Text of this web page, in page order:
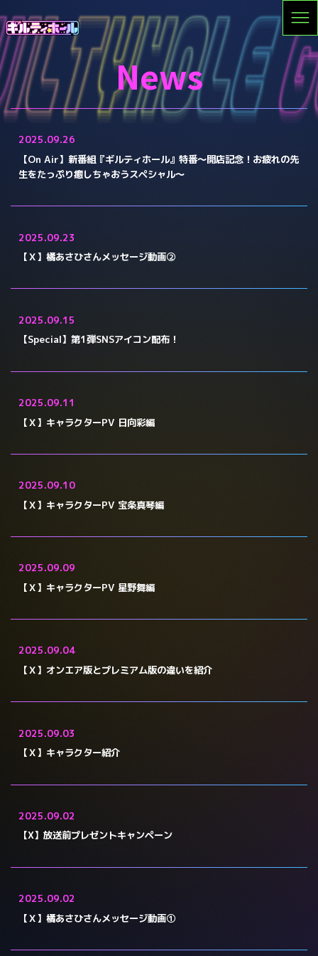
News
2025.09.26
【On Air】新番組『ギルティホール』特番～開店記念！お疲れの先
生をたっぷり癒しちゃおうスペシャル～
2025.09.23
【Ｘ】橘あさひさんメッセージ動画②
2025.09.15
【Special】第1弾SNSアイコン配布！
2025.09.11
【Ｘ】キャラクターPV 日向彩編
2025.09.10
【Ｘ】キャラクターPV 宝条真琴編
2025.09.09
【Ｘ】キャラクターPV 星野舞編
2025.09.04
【Ｘ】オンエア版とプレミアム版の違いを紹介
2025.09.03
【Ｘ】キャラクター紹介
2025.09.02
【X】放送前プレゼントキャンペーン
2025.09.02
【Ｘ】橘あさひさんメッセージ動画①